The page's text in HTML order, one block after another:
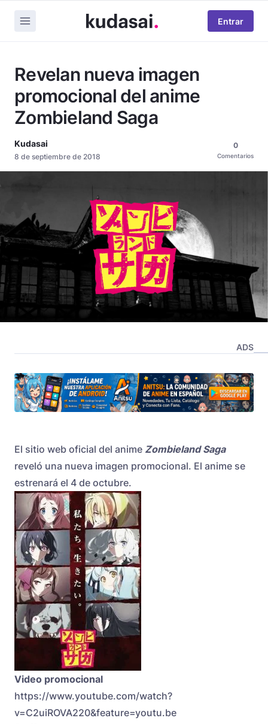
Entrar
Revelan nueva imagen
promocional del anime
Zombieland Saga
Kudasai
8 de septiembre de 2018
0
Comentarios
ADS
El sitio web oficial del anime Zombieland Saga
reveló una nueva imagen promocional. El anime se
estrenará el 4 de octubre.
Video promocional
https://www.youtube.com/watch?
v=C2uiROVA220&feature=youtu.be